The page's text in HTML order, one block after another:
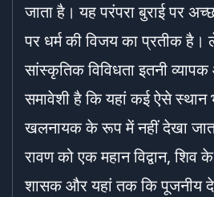
जाता है। यह परंपरा बुराई पर
पर धर्म की विजय का प्रतीक है।
सांस्कृतिक विविधता इतनी
समावेशी है कि यहां कई ऐसे स्थान
खलनायक के रूप में नहीं देखा
रावण को एक महान विद्वान,
शासक और यहां तक कि पूजनीय